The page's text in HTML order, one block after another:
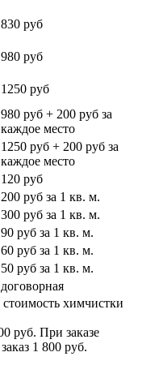
830 руб
980 руб
1250 руб
980 руб + 200 руб за
каждое место
1250 руб + 200 руб за
каждое место
120 руб
200 руб за 1 кв. м.
300 руб за 1 кв. м.
90 руб за 1 кв. м.
60 руб за 1 кв. м.
50 руб за 1 кв. м.
договорная
химчистки
руб. При заказе
1 800 руб.